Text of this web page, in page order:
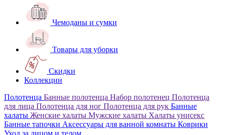
Чемоданы и сумки
Товары для уборки
Скидки
Коллекции
Полотенца Банные полотенца Набор полотенец Полотенца
для лица Полотенца для ног Полотенца для рук Банные
халаты Женские халаты Мужские халаты Халаты унисекс
Банные тапочки Аксессуары для ванной комнаты Коврики
Уход за лицом и телом